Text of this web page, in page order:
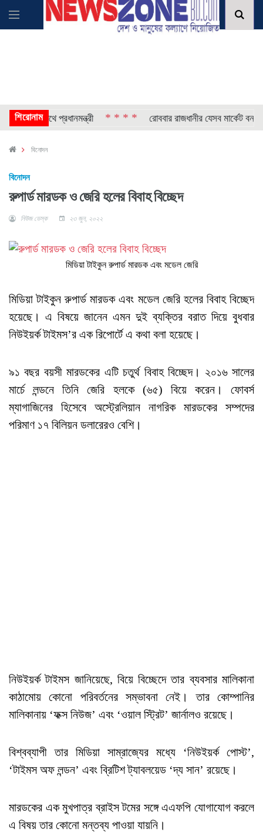
শিরোনাম
পথে প্রধানমন্ত্রী * * * * রোববার রাজধানীর যেসব মার্কেট বন্ধ
বিনোদন
বিনোদন
রুপার্ড মারডক ও জেরি হলের বিবাহ বিচ্ছেদ
নিউজ ডেস্ক ২৩ জুন, ২০২২
মিডিয়া টাইকুন রুপার্ড মারডক এবং মডেল জেরি
মিডিয়া টাইকুন রুপার্ড মারডক এবং মডেল জেরি হলের বিবাহ বিচ্ছেদ
হয়েছে। এ বিষয়ে জানেন এমন দুই ব্যক্তির বরাত দিয়ে বুধবার
নিউইয়র্ক টাইমস’র এক রিপোর্টে এ কথা বলা হয়েছে।
৯১ বছর বয়সী মারডকের এটি চতুর্থ বিবাহ বিচ্ছেদ। ২০১৬ সালের
মার্চে লন্ডনে তিনি জেরি হলকে (৬৫) বিয়ে করেন। ফোবর্স
ম্যাগাজিনের হিসেবে অস্ট্রেলিয়ান নাগরিক মারডকের সম্পদের
পরিমাণ ১৭ বিলিয়ন ডলারেরও বেশি।
নিউইয়র্ক টাইমস জানিয়েছে, বিয়ে বিচ্ছেদে তার ব্যবসার মালিকানা
কাঠামোয় কোনো পরিবর্তনের সম্ভাবনা নেই। তার কোম্পানির
মালিকানায় ‘ফক্স নিউজ’ এবং ‘ওয়াল স্ট্রিট’ জার্নালও রয়েছে।
বিশ্বব্যাপী তার মিডিয়া সাম্রাজ্যের মধ্যে ‘নিউইয়র্ক পোস্ট’,
‘টাইমস অফ লন্ডন’ এবং ব্রিটিশ ট্যাবলয়েড ‘দ্য সান’ রয়েছে।
মারডকের এক মুখপাত্র ব্রাইস টমের সঙ্গে এএফপি যোগাযোগ করলে
এ বিষয় তার কোনো মন্তব্য পাওয়া যায়নি।